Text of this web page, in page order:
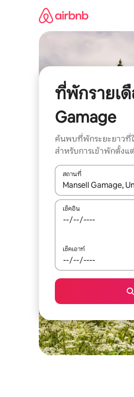
ที่พักรายเดื
Gamage
ค้นพบที่พักระยะยาวที่
สำหรับการเข้าพักตั้งแ
สถานที่
ใช้ลูกศรขึ้นลง หรือใช้ก
เช็คอิน
เช็คเอาท์